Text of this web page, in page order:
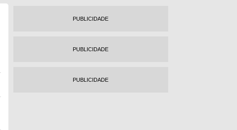
PUBLICIDADE
PUBLICIDADE
PUBLICIDADE